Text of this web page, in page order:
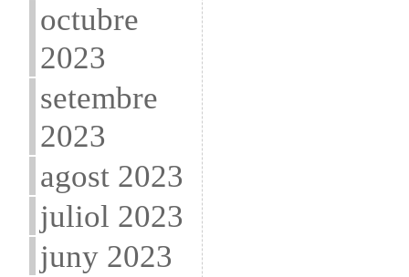
octubre
2023
setembre
2023
agost 2023
juliol 2023
juny 2023